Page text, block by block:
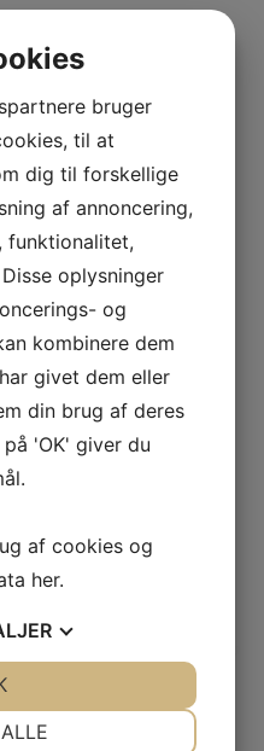
bruger
til at
dig til forskellige
af annoncering,
funktionalitet,
oplysninger
og
kombinere dem
givet dem eller
din brug af deres
'OK' giver du
af cookies og
her.
PRÆFERENCER